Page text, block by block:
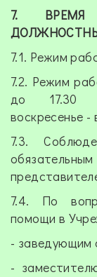
7. ВРЕМЯ
7.1. Режим
7.2. Режим
до 17.30
воскресенье -
7.3.
7.4. По
помощи в
- заведующим
-